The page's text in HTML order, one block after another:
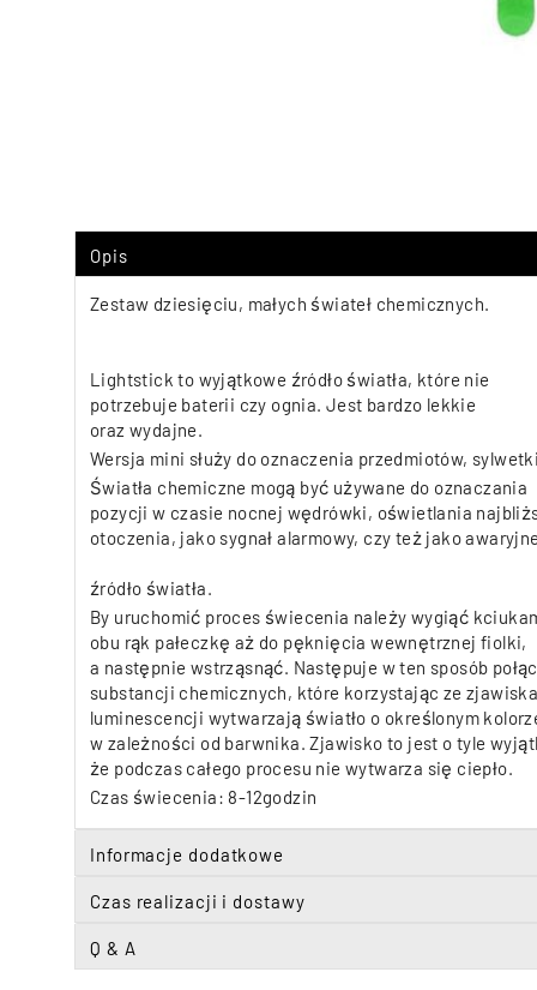
Opis
Zestaw dziesięciu, małych świateł chemicznych.
Lightstick to wyjątkowe źródło światła, które nie
potrzebuje baterii czy ognia. Jest bardzo lekkie
oraz wydajne.
Wersja mini służy do oznaczenia przedmiotów,
Światła chemiczne mogą być używane do oznaczania
pozycji w czasie nocnej wędrówki, oświetlania
otoczenia, jako sygnał alarmowy, czy też jako awaryjne
źródło światła.
By uruchomić proces świecenia należy wygiąć
obu rąk pałeczkę aż do pęknięcia wewnętrznej fiolki,
a następnie wstrząsnąć. Następuje w ten sposób
substancji chemicznych, które korzystając ze zjawiska
luminescencji wytwarzają światło o określonym
w zależności od barwnika. Zjawisko to jest o tyle
że podczas całego procesu nie wytwarza się ciepło.
Czas świecenia: 8-12godzin
Informacje dodatkowe
Czas realizacji i dostawy
Q & A